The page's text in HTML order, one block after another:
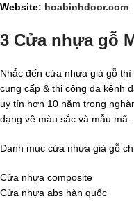
Website: hoabinhdoor.com
3 Cửa nhựa gỗ
Nhắc đến cửa nhựa giả gỗ
cung cấp & thi công đa kênh
uy tín hơn 10 năm trong
dạng về màu sắc và mẫu mã.
Danh mục cửa nhựa giả gỗ
Cửa nhựa composite
Cửa nhựa abs hàn quốc